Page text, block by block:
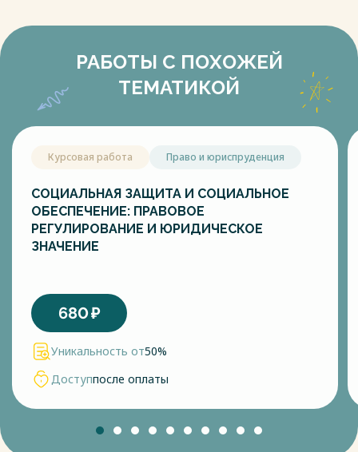
РАБОТЫ С ПОХОЖЕЙ
ТЕМАТИКОЙ
Курсовая работа Право и юриспруденция
СОЦИАЛЬНАЯ ЗАЩИТА И СОЦИАЛЬНОЕ
ОБЕСПЕЧЕНИЕ: ПРАВОВОЕ
РЕГУЛИРОВАНИЕ И ЮРИДИЧЕСКОЕ
ЗНАЧЕНИЕ
680₽
Уникальность от50%
Доступпосле оплаты